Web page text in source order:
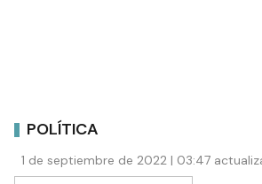
POLÍTICA
1 de septiembre de 2022 | 03:47